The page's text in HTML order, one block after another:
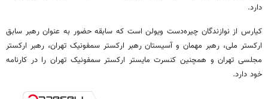
دارد.
کیارس از نوازندگان چیره‌دست ویولن است که سابقه حضور به عنوان رهبر سابق
ارکستر ملی، رهبر مهمان و آسیستان رهبر ارکستر سمفونیک تهران، رهبر ارکستر
مجلسی تهران و همچنین کنسرت مایستر ارکستر سمفونیک تهران را در کارنامه
خود دارد.